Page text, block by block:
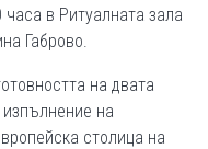
часа в Ритуалната зала
Габрово.
на двата
на
столица на